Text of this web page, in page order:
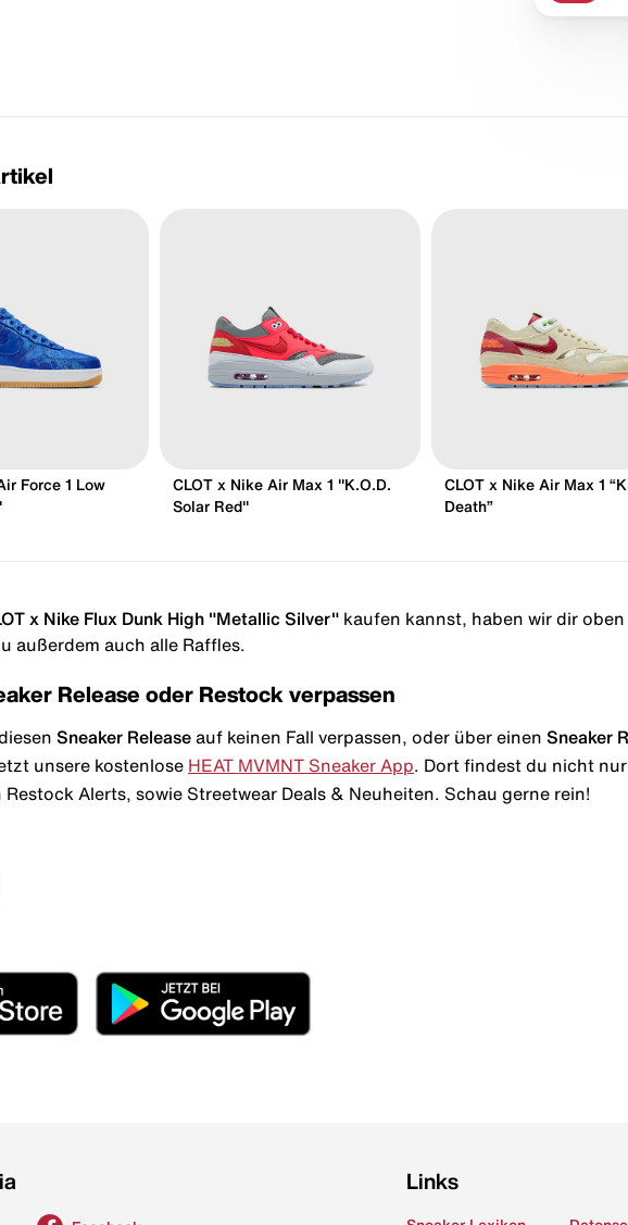
Force 1 Low
CLOT x Nike Air Max 1 "K.O.D.
Solar Red"
CLOT x Nike Air Max 1
Death”
x Nike Flux Dunk High "Metallic Silver" kaufen kannst, haben wir dir
außerdem auch alle Raffles.
Release oder Restock verpassen
Sneaker Release auf keinen Fall verpassen, oder über einen Sneaker
unsere kostenlose HEAT MVMNT Sneaker App . Dort findest du nicht
Alerts, sowie Streetwear Deals & Neuheiten. Schau gerne rein!
Links